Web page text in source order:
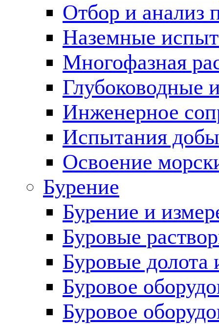
Отбор и анализ
Наземные
Многофазная
Глубоководные
Инженерное
Испытания
Освоение
Бурение
Бурение и
Буровые
Буровые долота
Буровое
Буровое